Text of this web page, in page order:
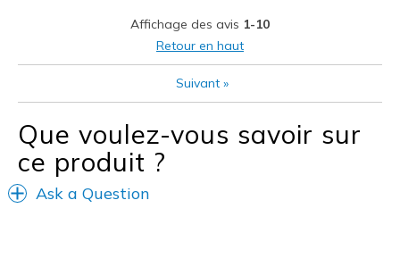
Less forever
To work
Width
Feels true to width
Sizing
Feels true to size
Affichage des avis 1-10
Retour en haut
Suivant »
Que voulez-vous savoir sur
ce produit ?
Ask a Question